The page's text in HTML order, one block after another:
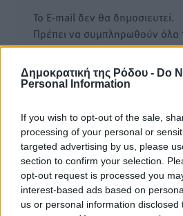
Δημοκρατική της Ρόδου - Do
Personal Information
If you wish to opt-out of the sale,
processing of your personal or
targeted advertising by us, please
section to confirm your selection.
opt-out request is processed you
interest-based ads based on
us or personal information
Το E-mail δεν θα δημοσιευτεί.
Πρέπει να συμπληρωθούν όλα
υποβολή του σχολίου.
Όνοματεπώνυμο
Φύλαξε τα στοιχεία μου